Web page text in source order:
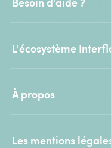
L'écosystème
À propos
Les mentions